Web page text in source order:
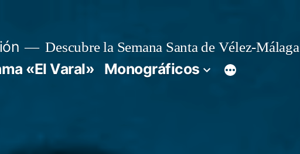
Descubre la Semana Santa de Vélez-Málaga
«El Varal» Monográficos